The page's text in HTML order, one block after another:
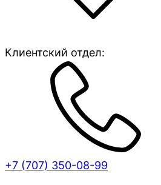
Клиентский отдел:
+7 (707) 350-08-99